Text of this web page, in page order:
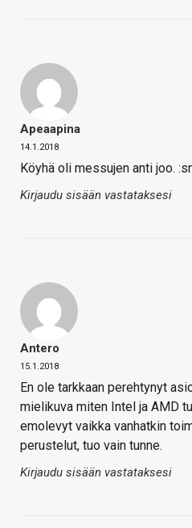
Apeaapina
14.1.2018
Köyhä oli messujen anti joo.
Kirjaudu sisään vastataksesi
Antero
15.1.2018
En ole tarkkaan perehtynyt
mielikuva miten Intel ja AMD
emolevyt vaikka vanhatkin
perustelut, tuo vain tunne.
Kirjaudu sisään vastataksesi